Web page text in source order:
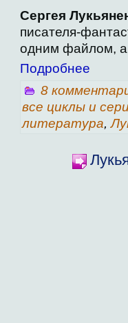
Сергея
писателя-
одним файлом,
Подробнее
8
все циклы и
литература,